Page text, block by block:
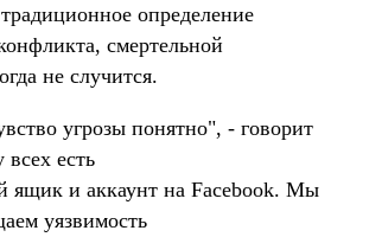
определение
смертельной
не случится.
угрозы понятно", - говорит
есть
ящик и аккаунт на Facebook. Мы
уязвимость